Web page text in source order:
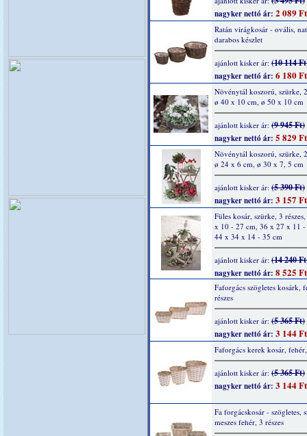
nagyker nettó ár: 2 089 Ft
Ratán virágkosár - ovális,
darabos készlet
ajánlott kisker ár: (10 114
nagyker nettó ár: 6 180 Ft
Növénytál koszorú, szürke,
ø 40 x 10 cm, ø 50 x 10 cm
ajánlott kisker ár: (9 945 Ft)
nagyker nettó ár: 5 829 Ft
Növénytál koszorú, szürke,
ø 24 x 6 cm, ø 30 x 7, 5 cm
ajánlott kisker ár: (5 390 Ft)
nagyker nettó ár: 3 157 Ft
Füles kosár, szürke, 3
x 10 - 27 cm, 36 x 27 x 11
44 x 34 x 14 - 35 cm
ajánlott kisker ár: (14 240
nagyker nettó ár: 8 525 Ft
Faforgács szögletes kosárk,
részes
ajánlott kisker ár: (5 365 Ft)
nagyker nettó ár: 3 144 Ft
Faforgács kerek kosár,
ajánlott kisker ár: (5 365 Ft)
nagyker nettó ár: 3 144 Ft
Fa forgácskosár - szögletes,
meszes fehér, 3 részes